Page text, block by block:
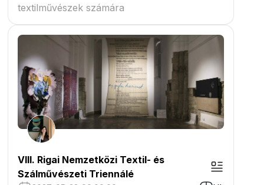
textilművészek számára
VIII. Rigai Nemzetközi Textil- és
Szálművészeti Triennálé